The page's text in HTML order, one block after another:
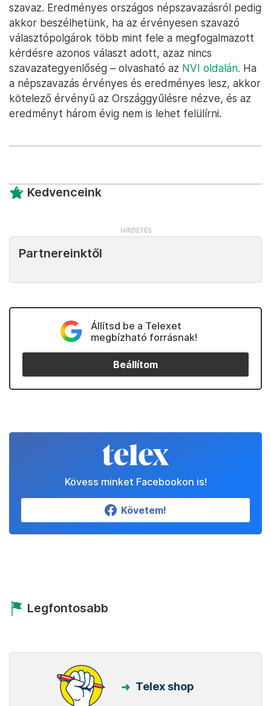
szavaz. Eredményes országos népszavazásról pedig
akkor beszélhetünk, ha az érvényesen szavazó
választópolgárok több mint fele a megfogalmazott
kérdésre azonos választ adott, azaz nincs
szavazategyenlőség – olvasható az NVI oldalán. Ha
a népszavazás érvényes és eredményes lesz, akkor
kötelező érvényű az Országgyűlésre nézve, és az
eredményt három évig nem is lehet felülírni.
Kedvenceink
Partnereinktől
Állítsd be a Telexet
megbízható forrásnak!
Beállítom
Kövess minket Facebookon is!
Követem!
Legfontosabb
Telex shop